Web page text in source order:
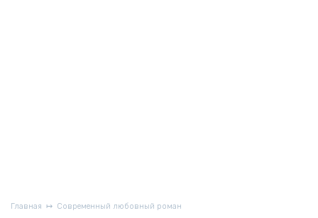
Главная Современный любовный роман